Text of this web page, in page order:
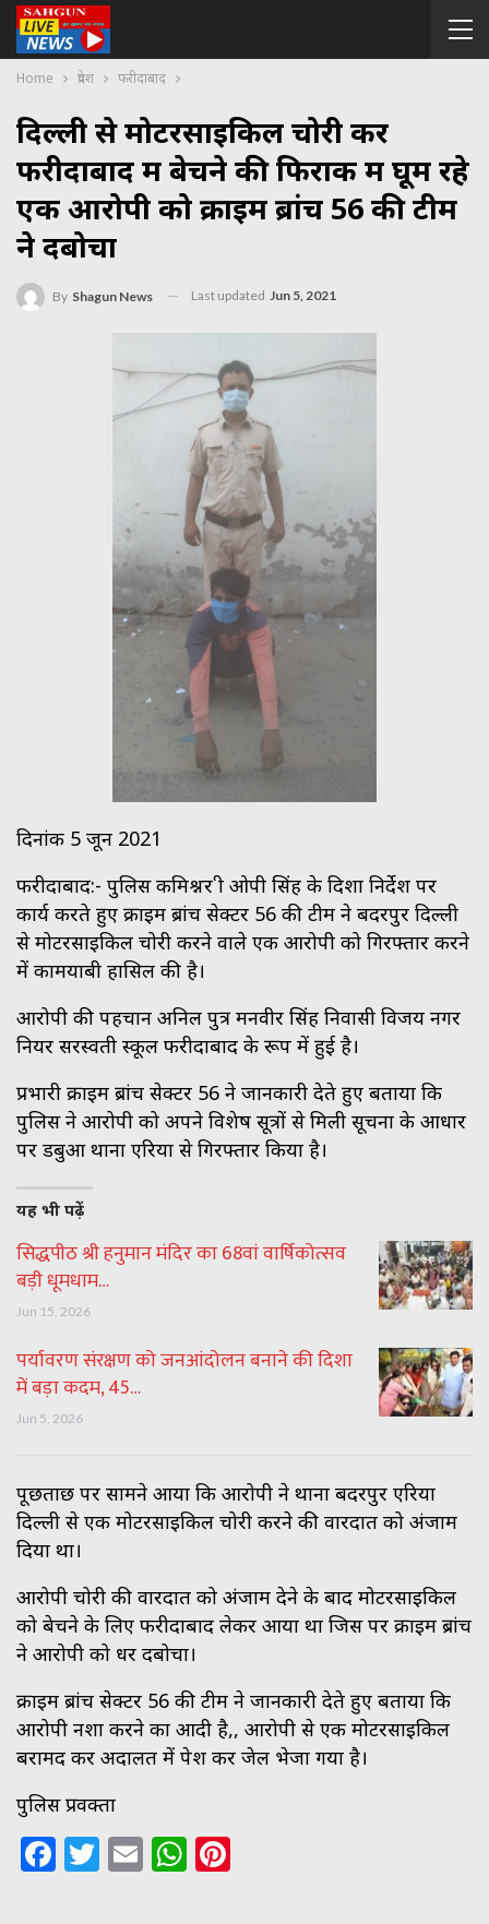
Home प्रदेश फरीदाबाद
दिल्ली से मोटरसाइकिल चोरी कर
फरीदाबाद में बेचने की फिराक में घूम रहे
एक आरोपी को क्राइम ब्रांच 56 की टीम
ने दबोचा
By Shagun News Last updated Jun 5, 2021
दिनांक 5 जून 2021
फरीदाबाद:- पुलिस कमिश्नर श्री ओपी सिंह के दिशा निर्देश पर
कार्य करते हुए क्राइम ब्रांच सेक्टर 56 की टीम ने बदरपुर दिल्ली
से मोटरसाइकिल चोरी करने वाले एक आरोपी को गिरफ्तार करने
में कामयाबी हासिल की है।
आरोपी की पहचान अनिल पुत्र मनवीर सिंह निवासी विजय नगर
नियर सरस्वती स्कूल फरीदाबाद के रूप में हुई है।
प्रभारी क्राइम ब्रांच सेक्टर 56 ने जानकारी देते हुए बताया कि
पुलिस ने आरोपी को अपने विशेष सूत्रों से मिली सूचना के आधार
पर डबुआ थाना एरिया से गिरफ्तार किया है।
यह भी पढ़ें
सिद्धपीठ श्री हनुमान मंदिर का 68वां वार्षिकोत्सव
बड़ी धूमधाम…
Jun 15, 2026
पर्यावरण संरक्षण को जनआंदोलन बनाने की दिशा
में बड़ा कदम, 45…
Jun 5, 2026
पूछताछ पर सामने आया कि आरोपी ने‌ थाना बदरपुर एरिया
दिल्ली से एक मोटरसाइकिल चोरी करने की वारदात को अंजाम
दिया था।
आरोपी चोरी की वारदात को अंजाम देने के बाद मोटरसाइकिल
को बेचने के लिए फरीदाबाद लेकर आया था जिस पर क्राइम ब्रांच
ने आरोपी को धर दबोचा।
क्राइम ब्रांच सेक्टर 56 की टीम ने जानकारी देते हुए बताया कि
आरोपी नशा करने का आदी है,, आरोपी से एक मोटरसाइकिल
बरामद कर अदालत में पेश कर जेल भेजा गया है।
पुलिस प्रवक्ता
Facebook
Twitter
EmailWhatsApp